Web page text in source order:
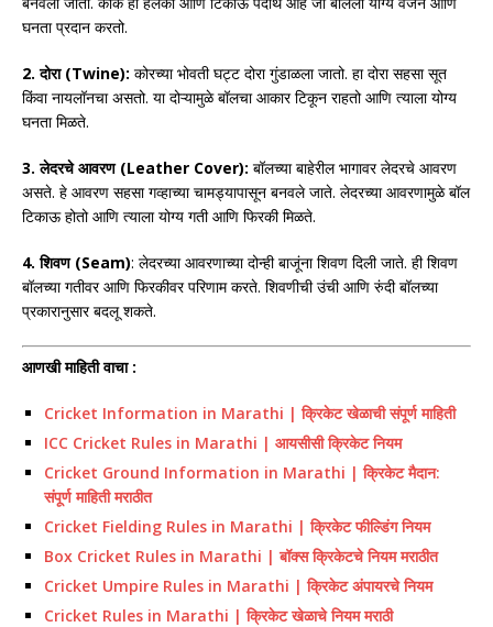
घनता प्रदान करतो.
2. दोरा (Twine): कोरच्या भोवती घट्ट दोरा गुंडाळला जातो. हा दोरा सहसा सूत
किंवा नायलॉनचा असतो. या दोऱ्यामुळे बॉलचा आकार टिकून राहतो आणि त्याला योग्य
घनता मिळते.
3. लेदरचे आवरण (Leather Cover): बॉलच्या बाहेरील भागावर लेदरचे आवरण
असते. हे आवरण सहसा गव्हाच्या चामड्यापासून बनवले जाते. लेदरच्या आवरणामुळे बॉल
टिकाऊ होतो आणि त्याला योग्य गती आणि फिरकी मिळते.
4. शिवण (Seam): लेदरच्या आवरणाच्या दोन्ही बाजूंना शिवण दिली जाते. ही शिवण
बॉलच्या गतीवर आणि फिरकीवर परिणाम करते. शिवणीची उंची आणि रुंदी बॉलच्या
प्रकारानुसार बदलू शकते.
आणखी माहिती वाचा :
Cricket Information in Marathi | क्रिकेट खेळाची संपूर्ण माहिती
ICC Cricket Rules in Marathi | आयसीसी क्रिकेट नियम
Cricket Ground Information in Marathi | क्रिकेट मैदान:
संपूर्ण माहिती मराठीत
Cricket Fielding Rules in Marathi | क्रिकेट फील्डिंग नियम
Box Cricket Rules in Marathi | बॉक्स क्रिकेटचे नियम मराठीत
Cricket Umpire Rules in Marathi | क्रिकेट अंपायरचे नियम
Cricket Rules in Marathi | क्रिकेट खेळाचे नियम मराठी